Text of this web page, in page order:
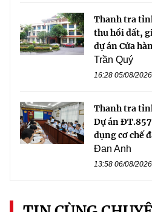
Thanh tra
thu hồi đất,
dự án Cửa
Trần Quý
16:28 05/08/2026
Thanh tra
Dự án
dụng cơ chế
Đan Anh
13:58 06/08/2026